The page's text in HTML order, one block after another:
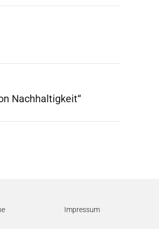
Nachhaltigkeit“
Impressum